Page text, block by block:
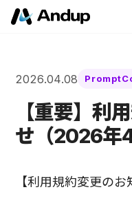
2026.04.08
【重要】利
せ（2026年4
【利用規約変更のお